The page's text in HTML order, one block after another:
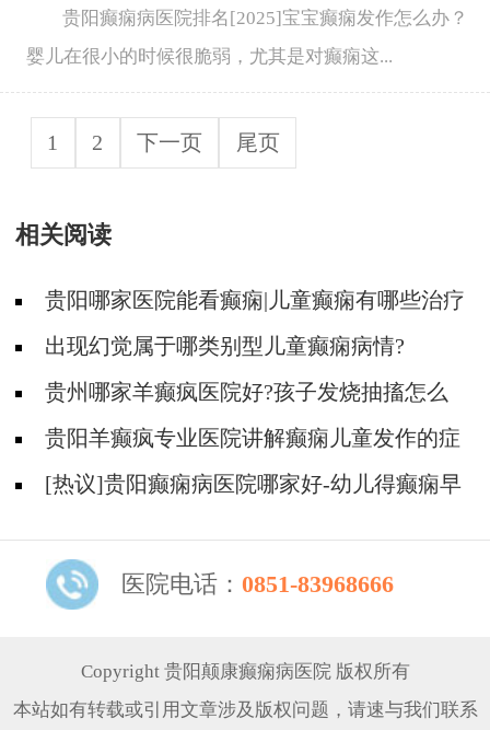
贵阳癫痫病医院排名[2025]宝宝癫痫发作怎么办？
婴儿在很小的时候很脆弱，尤其是对癫痫这...
1 2 下一页 尾页
相关阅读
贵阳哪家医院能看癫痫|儿童癫痫有哪些治疗
方法?出现幻觉属于哪类别型儿童癫痫病情?
贵州哪家羊癫疯医院好?孩子发烧抽搐怎么
办?贵阳羊癫疯专业医院讲解癫痫儿童发作的症
状? [热议]贵阳癫痫病医院哪家好-幼儿得癫痫早
医院电话： 0851-83968666
Copyright 贵阳颠康癫痫病医院 版权所有
本站如有转载或引用文章涉及版权问题，请速与我们联系